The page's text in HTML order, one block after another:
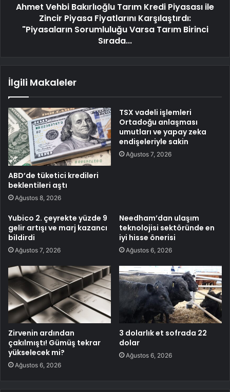
Ahmet Vehbi Bakırlıoğlu Tarım Kredi Piyasası ile
Zincir Piyasa Fiyatlarını Karşılaştırdı:
"Piyasaların Sorumluluğu Varsa Tarım Birinci
Sırada...
İlgili Makaleler
ABD’de tüketici kredileri
beklentileri aştı
Ağustos 8, 2026
TSX vadeli işlemleri
Ortadoğu anlaşması
umutları ve yapay zeka
endişeleriyle sakin
Ağustos 7, 2026
Yubico 2. çeyrekte yüzde 9
gelir artışı ve marj kazancı
bildirdi
Ağustos 7, 2026
Needham’dan ulaşım
teknolojisi sektöründe en
iyi hisse önerisi
Ağustos 6, 2026
Zirvenin ardından
çakılmıştı! Gümüş tekrar
yükselecek mi?
Ağustos 6, 2026
3 dolarlık et sofrada 22
dolar
Ağustos 6, 2026